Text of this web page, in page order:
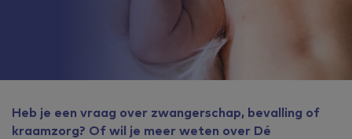
Heb je een vraag over zwangerschap, bevalling of
kraamzorg? Of wil je meer weten over Dé